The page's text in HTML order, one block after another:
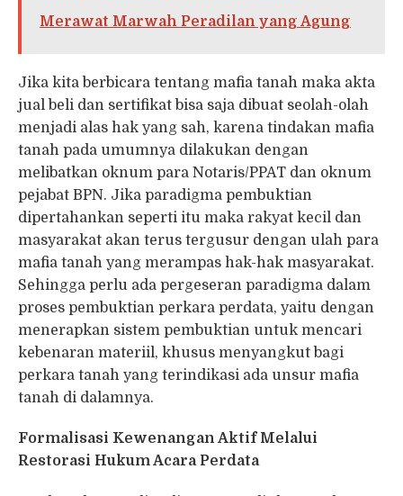
Merawat Marwah Peradilan yang Agung
Jika kita berbicara tentang mafia tanah maka akta
jual beli dan sertifikat bisa saja dibuat seolah-olah
menjadi alas hak yang sah, karena tindakan mafia
tanah pada umumnya dilakukan dengan
melibatkan oknum para Notaris/PPAT dan oknum
pejabat BPN. Jika paradigma pembuktian
dipertahankan seperti itu maka rakyat kecil dan
masyarakat akan terus tergusur dengan ulah para
mafia tanah yang merampas hak-hak masyarakat.
Sehingga perlu ada pergeseran paradigma dalam
proses pembuktian perkara perdata, yaitu dengan
menerapkan sistem pembuktian untuk mencari
kebenaran materiil, khusus menyangkut bagi
perkara tanah yang terindikasi ada unsur mafia
tanah di dalamnya.
Formalisasi Kewenangan Aktif Melalui
Restorasi Hukum Acara Perdata